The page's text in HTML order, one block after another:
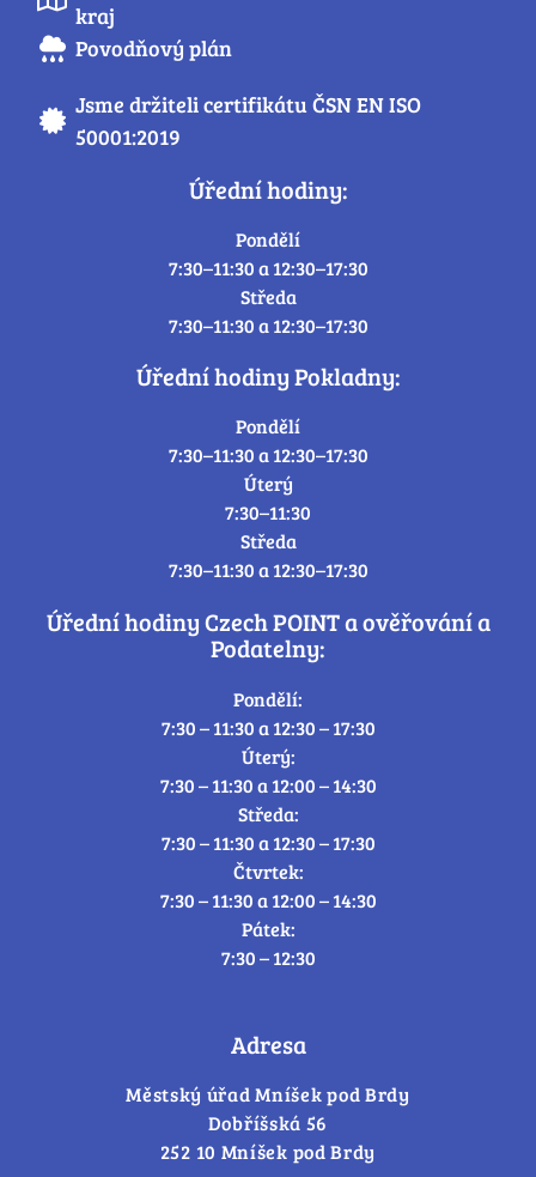
kraj
Povodňový plán
Jsme držiteli certifikátu ČSN EN ISO
50001:2019
Úřední hodiny:
Pondělí
7:30–11:30 a 12:30–17:30
Středa
7:30–11:30 a 12:30–17:30
Úřední hodiny Pokladny:
Pondělí
7:30–11:30 a 12:30–17:30
Úterý
7:30–11:30
Středa
7:30–11:30 a 12:30–17:30
Úřední hodiny Czech POINT a ověřování a
Podatelny:
Pondělí:
7:30 – 11:30 a 12:30 – 17:30
Úterý:
7:30 – 11:30 a 12:00 – 14:30
Středa:
7:30 – 11:30 a 12:30 – 17:30
Čtvrtek:
7:30 – 11:30 a 12:00 – 14:30
Pátek:
7:30 – 12:30
Adresa
Městský úřad Mníšek pod Brdy
Dobříšská 56
252 10 Mníšek pod Brdy